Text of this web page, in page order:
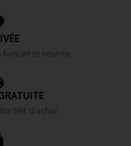
bancaires neutres
69€ d’achat